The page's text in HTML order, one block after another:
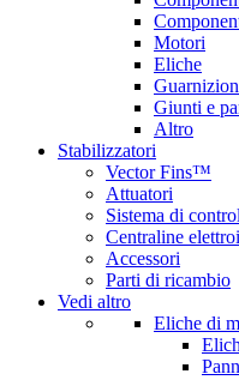
Motori
Eliche
Giunti e
Altro
Stabilizzatori
Vector Fins™
Attuatori
Sistema di
Centraline
Accessori
Parti di ricambio
Vedi altro
Eliche di